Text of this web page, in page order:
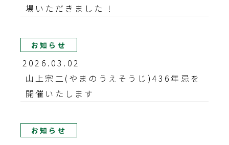
場いただきました !
お知らせ
2026.03.02
山上宗二(やまのうえそうじ)436年忌を
開催いたします
お知らせ